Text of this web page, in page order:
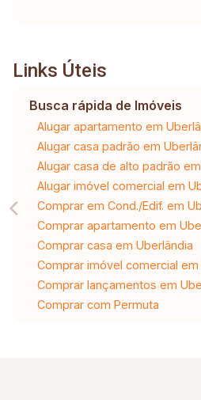
Links Úteis
Busca rápida de Imóveis
Alugar apartamento em
Alugar casa padrão em
Alugar casa de alto padrão
Alugar imóvel comercial em
Comprar em Cond./Edif. em
Comprar apartamento em
Comprar casa em Uberlândia
Comprar imóvel comercial em
Comprar lançamentos em
Comprar com Permuta